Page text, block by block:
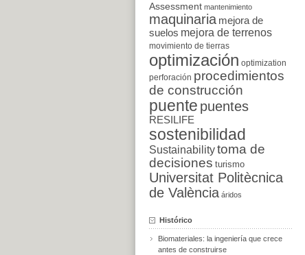
Assessment mantenimiento
maquinaria mejora de
suelos mejora de terrenos
movimiento de tierras
optimización optimization
perforación procedimientos
de construcción
puente puentes
RESILIFE
sostenibilidad
Sustainabilitytoma de
decisiones turismo
Universitat Politècnica
de València áridos
Histórico
Biomateriales: la ingeniería que crece
antes de construirse